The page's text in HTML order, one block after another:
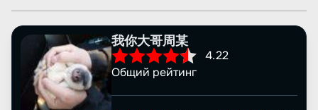
我你大哥周某
4.22
Общий рейтинг